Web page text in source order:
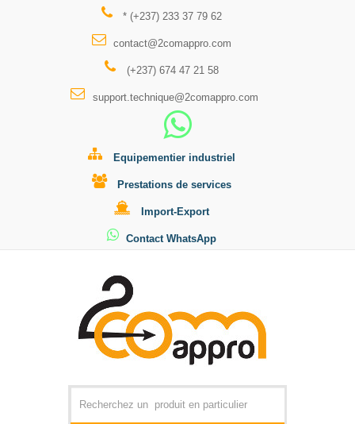
* (+237) 233 37 79 62
contact@2comappro.com
(+237) 674 47 21 58
support.technique@2comappro.com
Equipementier industriel
Prestations de services
Import-Export
Contact WhatsApp